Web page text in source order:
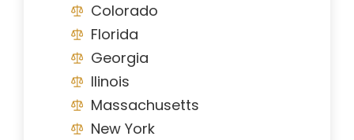
Colorado
Florida
Georgia
Ilinois
Massachusetts
New York